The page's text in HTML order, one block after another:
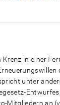
in einer
unter
Mitgliedern an